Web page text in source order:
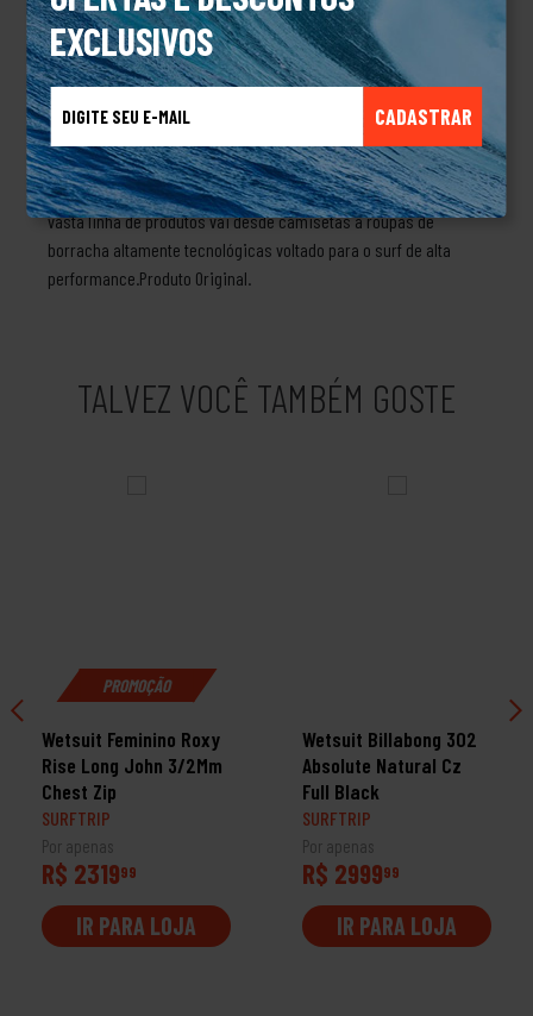
EXCLUSIVOS
CADASTRAR
década de 70, através do surfista Gordon Smith Merchant e sua
esposa Rena, com a sua paixão pelo surf a marca Billabong
nascia. Conhecida por suas qualidades técnicas dos produtos, a
marca foi crescendo cada vez mais, se tornando mundialmente
conhecida. A Billabong é reconhecida pelas suas bermudas e
acessórios que marcam presença pelas praias e torneios em
todo mundo, atingindo os surfistas e seus simpatizantes. Sua
vasta linha de produtos vai desde camisetas a roupas de
borracha altamente tecnológicas voltado para o surf de alta
performance.Produto Original.
TALVEZ VOCÊ TAMBÉM GOSTE
PROMOÇÃO
Wetsuit Feminino Roxy
Rise Long John 3/2Mm
Chest Zip
SURFTRIP
Por apenas
R$ 231999
IR PARA LOJA
Wetsuit Billabong 302
Absolute Natural Cz
Full Black
SURFTRIP
Por apenas
R$ 299999
IR PARA LOJA